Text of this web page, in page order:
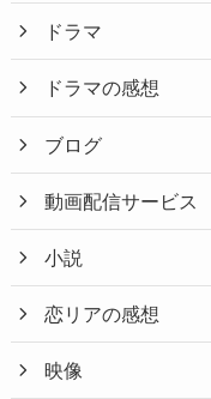
ドラマ
ドラマの感想
ブログ
動画配信サービス
小説
恋リアの感想
映像